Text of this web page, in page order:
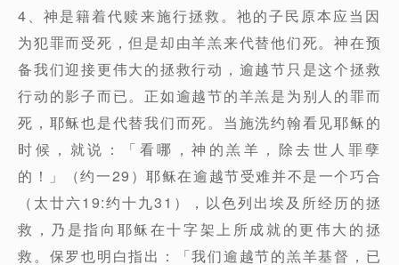
4、神是籍着代赎来施行拯救。祂的子民原本应当因
为犯罪而受死，但是却由羊羔来代替他们死。神在预
备我们迎接更伟大的拯救行动，逾越节只是这个拯救
行动的影子而已。正如逾越节的羊羔是为别人的罪而
死，耶稣也是代替我们而死。当施洗约翰看见耶稣的
时候，就说：「看哪，神的羔羊，除去世人罪孽
的！」（约一29）耶稣在逾越节受难并不是一个巧合
（太廿六19:约十九31），以色列出埃及所经历的拯
救，乃是指向耶稣在十字架上所成就的更伟大的拯
救。保罗也明白指出：「我们逾越节的羔羊基督，已